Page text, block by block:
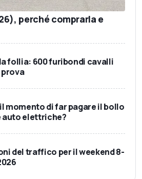
perché comprarla e
follia: 600 furibondi cavalli
momento di far pagare il bollo
auto elettriche?
del traffico per il weekend 8-